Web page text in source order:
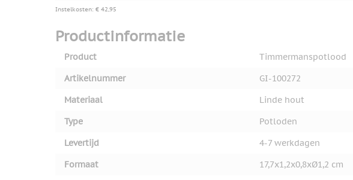
Instelkosten: € 42,95
Productinformatie
Product
Timmermanspotlood
Artikelnummer
GI-100272
Materiaal
Linde hout
Type
Potloden
Levertijd
4-7 werkdagen
Formaat
17,7x1,2x0,8xØ1,2 cm